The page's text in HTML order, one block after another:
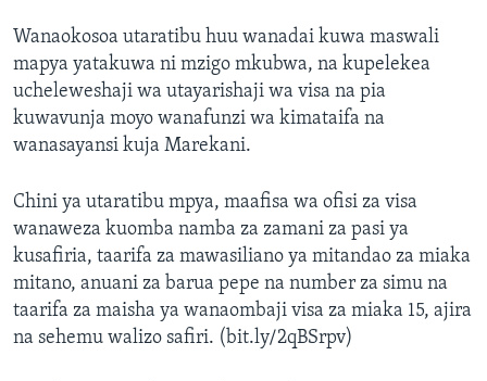
Wanaokosoa utaratibu huu wanadai kuwa maswali
mapya yatakuwa ni mzigo mkubwa, na kupelekea
ucheleweshaji wa utayarishaji wa visa na pia
kuwavunja moyo wanafunzi wa kimataifa na
wanasayansi kuja Marekani.
Chini ya utaratibu mpya, maafisa wa ofisi za visa
wanaweza kuomba namba za zamani za pasi ya
kusafiria, taarifa za mawasiliano ya mitandao za miaka
mitano, anuani za barua pepe na number za simu na
taarifa za maisha ya wanaombaji visa za miaka 15, ajira
na sehemu walizo safiri. (bit.ly/2qBSrpv)